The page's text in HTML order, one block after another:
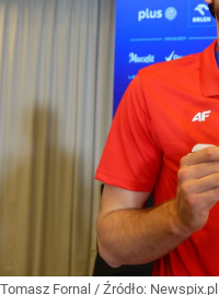
Tomasz Fornal / Źródło: Newspix.pl